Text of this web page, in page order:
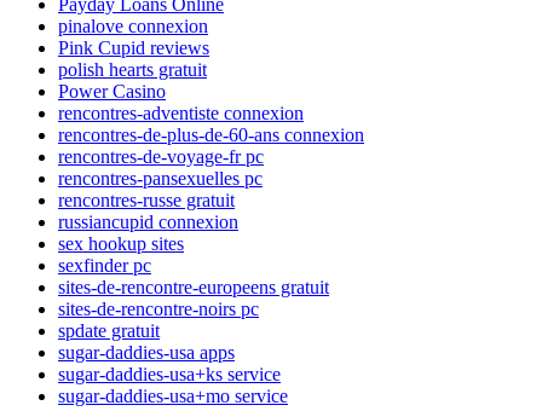
pinalove connexion
Pink Cupid reviews
polish hearts gratuit
Power Casino
rencontres-adventiste connexion
rencontres-de-plus-de-60-ans connexion
rencontres-de-voyage-fr pc
rencontres-pansexuelles pc
rencontres-russe gratuit
russiancupid connexion
sex hookup sites
sexfinder pc
sites-de-rencontre-europeens gratuit
sites-de-rencontre-noirs pc
spdate gratuit
sugar-daddies-usa apps
sugar-daddies-usa+ks service
sugar-daddies-usa+mo service